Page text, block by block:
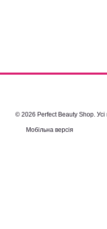
© 2026 Perfect Beauty Shop.
Мобільна версія